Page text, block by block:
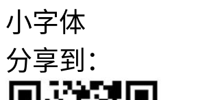
小字体
分享到：